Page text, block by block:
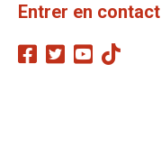
Entrer en contact